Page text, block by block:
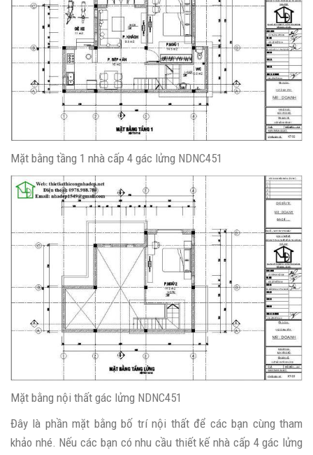
Mặt bằng tầng 1 nhà cấp 4 gác lửng NDNC451
Mặt bằng nội thất gác lửng NDNC451
Đây là phần mặt bằng bố trí nội thất để các bạn cùng tham
khảo nhé. Nếu các bạn có nhu cầu thiết kế nhà cấp 4 gác lửng